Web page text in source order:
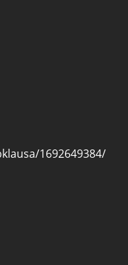
1692649384/